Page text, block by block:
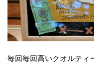
毎回毎回高いクオルティ